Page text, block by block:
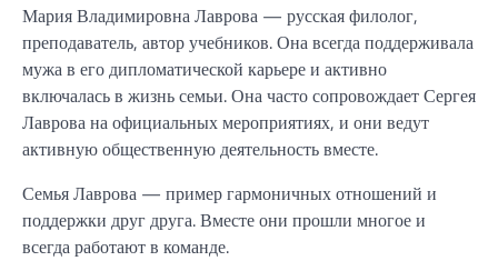
Мария Владимировна Лаврова — русская филолог,
преподаватель, автор учебников. Она всегда поддерживала
мужа в его дипломатической карьере и активно
включалась в жизнь семьи. Она часто сопровождает Сергея
Лаврова на официальных мероприятиях, и они ведут
активную общественную деятельность вместе.
Семья Лаврова — пример гармоничных отношений и
поддержки друг друга. Вместе они прошли многое и
всегда работают в команде.